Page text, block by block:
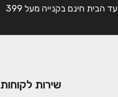
שליח עד הבית חינם בקנייה מעל 399
שירות לקוחות